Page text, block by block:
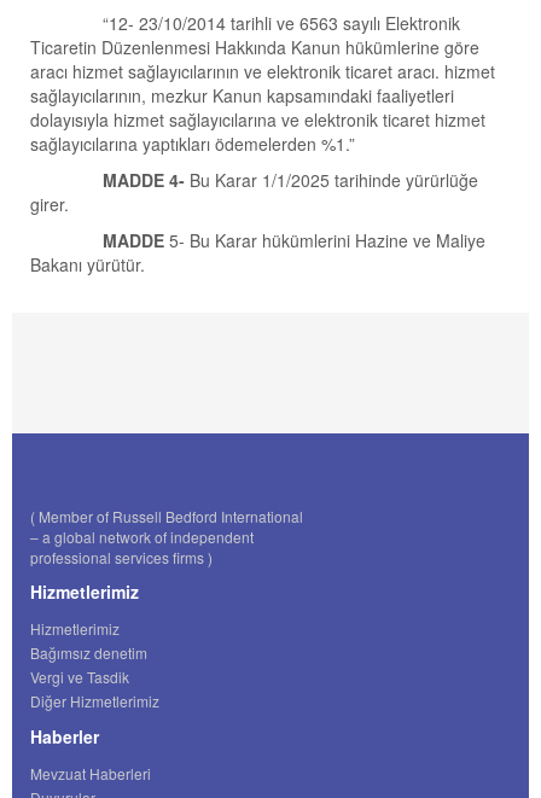
“12- 23/10/2014 tarihli ve 6563 sayılı Elektronik
Ticaretin Düzenlenmesi Hakkında Kanun hükümlerine göre
aracı hizmet sağlayıcılarının ve elektronik ticaret aracı. hizmet
sağlayıcılarının, mezkur Kanun kapsamındaki faaliyetleri
dolayısıyla hizmet sağlayıcılarına ve elektronik ticaret hizmet
sağlayıcılarına yaptıkları ödemelerden %1.”
MADDE 4- Bu Karar 1/1/2025 tarihinde yürürlüğe
girer.
MADDE 5- Bu Karar hükümlerini Hazine ve Maliye
Bakanı yürütür.
( Member of Russell Bedford International
– a global network of independent
professional services firms )
Hizmetlerimiz
Hizmetlerimiz
Bağımsız denetim
Vergi ve Tasdik
Diğer Hizmetlerimiz
Haberler
Mevzuat Haberleri